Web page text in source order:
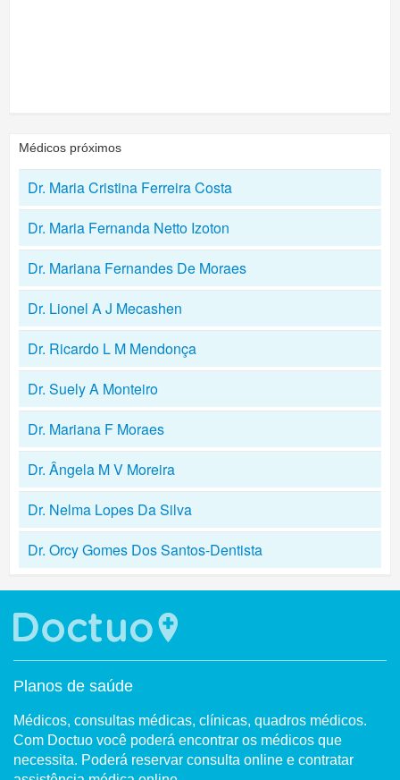
Médicos próximos
Dr. Maria Cristina Ferreira Costa
Dr. Maria Fernanda Netto Izoton
Dr. Mariana Fernandes De Moraes
Dr. Lionel A J Mecashen
Dr. Ricardo L M Mendonça
Dr. Suely A Monteiro
Dr. Mariana F Moraes
Dr. Ângela M V Moreira
Dr. Nelma Lopes Da Silva
Dr. Orcy Gomes Dos Santos-Dentista
Planos de saúde
Médicos, consultas médicas, clínicas, quadros médicos.
Com Doctuo você poderá encontrar os médicos que
necessita. Poderá reservar consulta online e contratar